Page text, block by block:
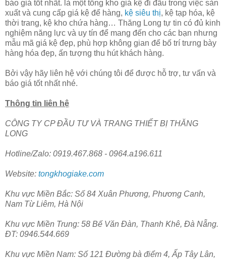
báo giá tốt nhất. là một tổng kho giá kệ đi đầu trong việc sản
xuất và cung cấp giá kệ để hàng, kệ siêu thị, kệ tạp hóa, kệ
thời trang, kệ kho chứa hàng… Thăng Long tự tin có đủ kinh
nghiệm năng lực và uy tín để mang đến cho các bạn nhưng
mẫu mã giá kệ đẹp, phù hợp không gian để bố trí trưng bày
hàng hóa đẹp, ấn tượng thu hút khách hàng.
Bởi vậy hãy liên hệ với chúng tôi để được hỗ trợ, tư vấn và
báo giá tốt nhất nhé.
Thông tin liên hệ
CÔNG TY CP ĐẦU TƯ VÀ TRANG THIẾT BỊ THĂNG
LONG
Hotline/Zalo: 0919.467.868 - 0964.a196.611
Website: tongkhogiake.com
Khu vực Miền Bắc: Số 84 Xuân Phương, Phương Canh,
Nam Từ Liêm, Hà Nội
Khu vực Miền Trung: 58 Bế Văn Đàn, Thanh Khê, Đà Nẵng.
ĐT: 0946.544.669
Khu vực Miền Nam: Số 121 Đường bà điểm 4, Ấp Tây Lân,